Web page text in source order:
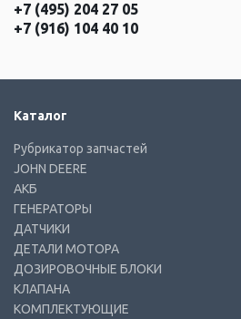
+7 (495) 204 27 05
+7 (916) 104 40 10
Каталог
Рубрикатор запчастей
JOHN DEERE
АКБ
ГЕНЕРАТОРЫ
ДАТЧИКИ
ДЕТАЛИ МОТОРА
ДОЗИРОВОЧНЫЕ БЛОКИ
КЛАПАНА
КОМПЛЕКТУЮЩИЕ